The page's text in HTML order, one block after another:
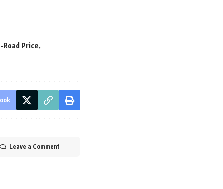
Road Price
Leave a Comment